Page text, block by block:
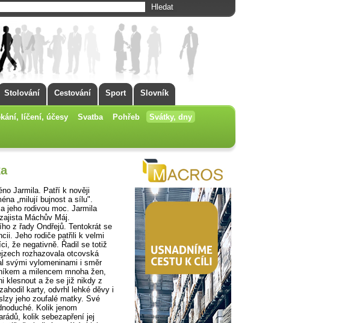
Stolování Cestování Sport Slovník
líčení, účesy Svatba Pohřeb
Svátky, dny
Jarmila. Patří k nověji
„milují bujnost a sílu".
jeho rodivou moc. Jarmila
Máchův Máj.
z řady Ondřejů. Tentokrát se
Jeho rodiče patřili k velmi
že negativně. Řadil se totiž
rozhazovala otcovská
svými vylomeninami i směr
a milencem mnoha žen,
klesnout a že se již nikdy z
karty, odvrhl lehké děvy i
jeho zoufalé matky. Své
Kolik jenom
kolik sebezapření jej